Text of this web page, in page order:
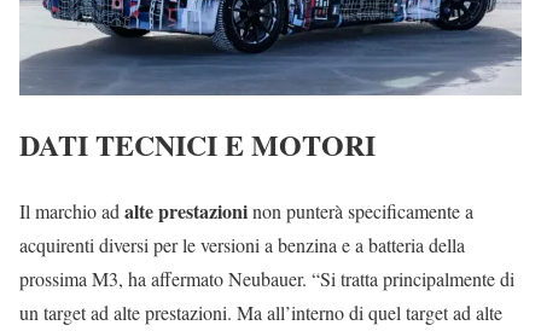
DATI TECNICI E MOTORI
Il marchio ad alte prestazioninon punterà specificamente a
acquirenti diversi per le versioni a benzina e a batteria della
prossima M3, ha affermato Neubauer. “Si tratta principalmente di
un target ad alte prestazioni. Ma all’interno di quel target ad alte